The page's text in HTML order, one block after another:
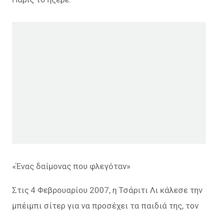
«Ένας δαίμονας που φλεγόταν»
Στις 4 Φεβρουαρίου 2007, η Τσάριτι Λι κάλεσε την
μπέιμπι σίτερ για να προσέχει τα παιδιά της, τον